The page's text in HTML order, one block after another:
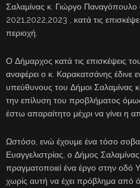
Σαλαμίνας κ. Γιώργο Παναγόπουλο
2021,2022,2023 , κατά τις
περιοχή.
Ο Δήμαρχος κατά τις επισκέψεις
αναφέρει ο κ. Καρακατσάνης έδινε
υπεύθυνους του Δήμοι Σαλαμίνας
την επίλυση του προβλήματος όμως
έστω απαραίτητο μέχρι να γίνει η
Ωστόσο, ενώ έχουμε ένα τόσο
Ευαγγελιστρίας, ο Δήμος
πραγματοποιεί ένα έργο στην οδό
χωρίς αυτή να έχει πρόβλημα από